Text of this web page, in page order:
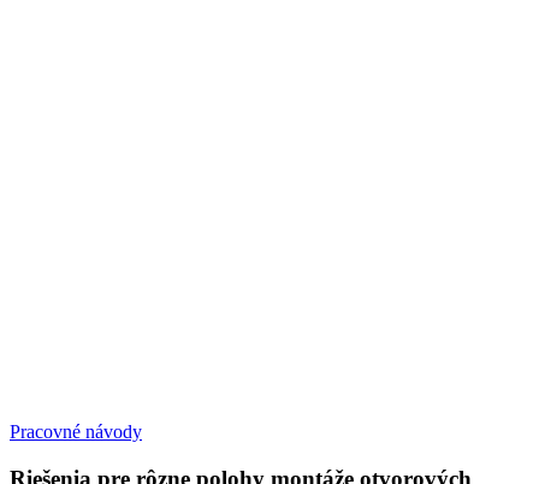
Pracovné návody
Riešenia pre rôzne polohy montáže otvorových